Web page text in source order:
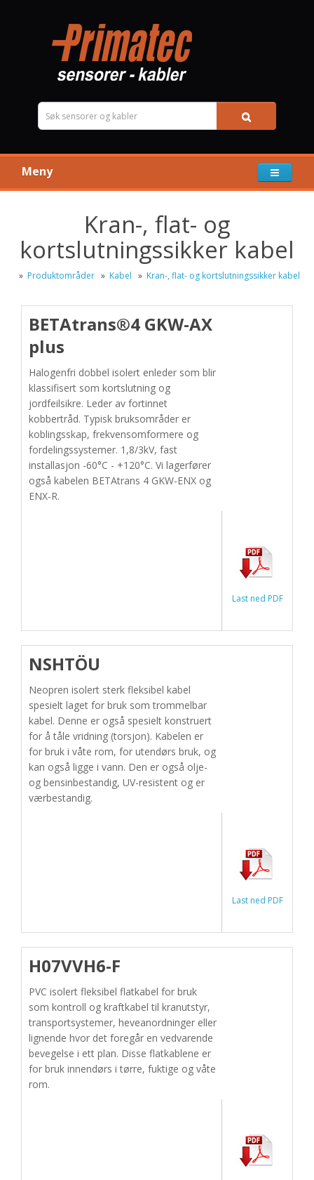
Meny
Kran-, flat- og
kortslutningssikker kabel
» Produktområder» Kabel » Kran-, flat- og kortslutningssikker kabel
BETAtrans®4 GKW-AX
plus
Halogenfri dobbel isolert enleder som blir
klassifisert som kortslutning og
jordfeilsikre. Leder av fortinnet
kobbertråd. Typisk bruksområder er
koblingsskap, frekvensomformere og
fordelingssystemer. 1,8/3kV, fast
installasjon -60°C - +120°C. Vi lagerfører
også kabelen BETAtrans 4 GKW-ENX og
ENX-R.
Last ned PDF
NSHTÖU
Neopren isolert sterk fleksibel kabel
spesielt laget for bruk som trommelbar
kabel. Denne er også spesielt konstruert
for å tåle vridning (torsjon). Kabelen er
for bruk i våte rom, for utendørs bruk, og
kan også ligge i vann. Den er også olje-
og bensinbestandig, UV-resistent og er
værbestandig.
Last ned PDF
H07VVH6-F
PVC isolert fleksibel flatkabel for bruk
som kontroll og kraftkabel til kranutstyr,
transportsystemer, heveanordninger eller
lignende hvor det foregår en vedvarende
bevegelse i ett plan. Disse flatkablene er
for bruk innendørs i tørre, fuktige og våte
rom.